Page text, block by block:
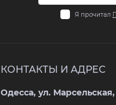
Я прочитал
КОНТАКТЫ И АДРЕС
Одесса, ул. Марсельская,